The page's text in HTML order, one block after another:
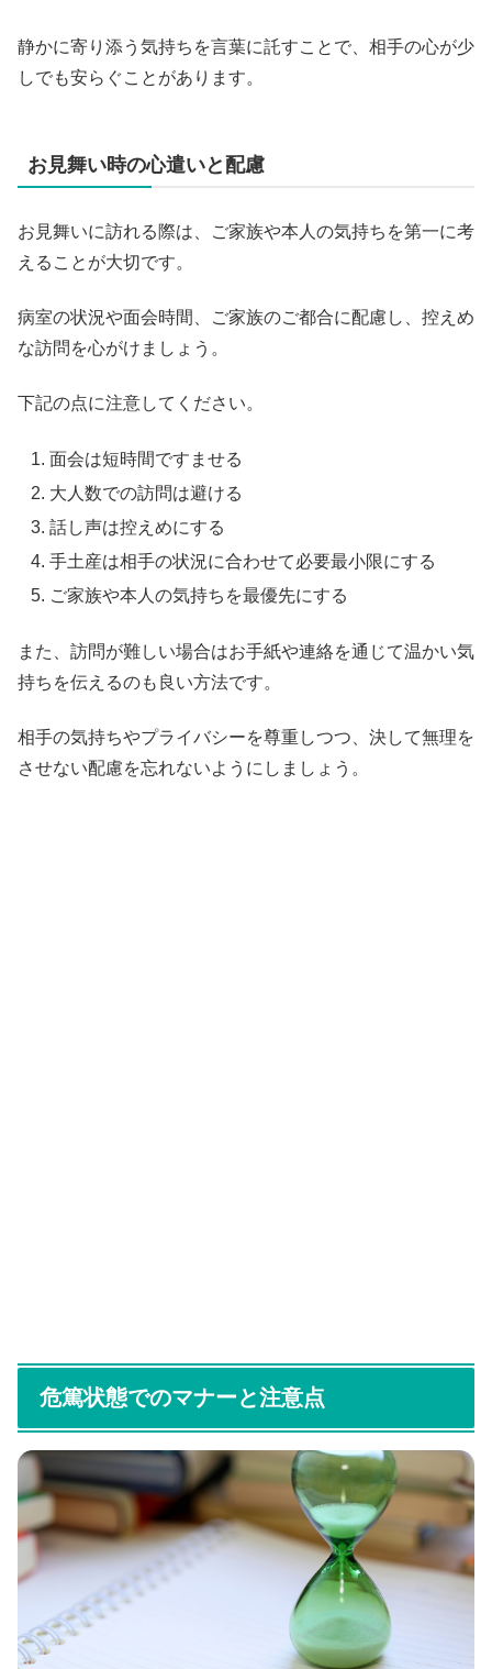
静かに寄り添う気持ちを言葉に託すことで、相手の心が少
しでも安らぐことがあります。
お見舞い時の心遣いと配慮
お見舞いに訪れる際は、ご家族や本人の気持ちを第一に考
えることが大切です。
病室の状況や面会時間、ご家族のご都合に配慮し、控えめ
な訪問を心がけましょう。
下記の点に注意してください。
面会は短時間ですませる
大人数での訪問は避ける
話し声は控えめにする
手土産は相手の状況に合わせて必要最小限にする
ご家族や本人の気持ちを最優先にする
また、訪問が難しい場合はお手紙や連絡を通じて温かい気
持ちを伝えるのも良い方法です。
相手の気持ちやプライバシーを尊重しつつ、決して無理を
させない配慮を忘れないようにしましょう。
危篤状態でのマナーと注意点